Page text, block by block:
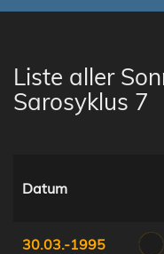
Liste aller
Sarosyklus 7
Datum
30.03.-1995